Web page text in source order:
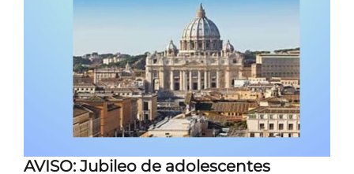
AVISO: Jubileo de adolescentes